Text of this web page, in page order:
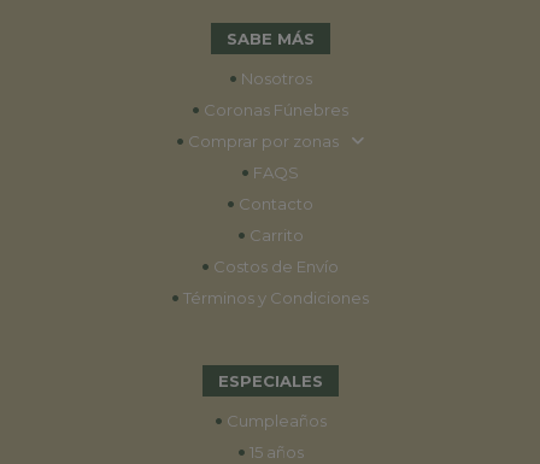
SABE MÁS
• Nosotros
• Coronas Fúnebres
• Comprar por zonas
• FAQS
• Contacto
• Carrito
• Costos de Envío
• Términos y Condiciones
ESPECIALES
• Cumpleaños
• 15 años